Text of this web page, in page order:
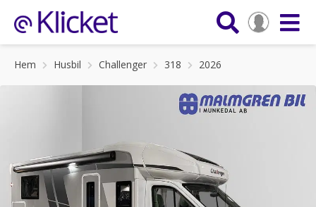
Hem Husbil Challenger 318 2026